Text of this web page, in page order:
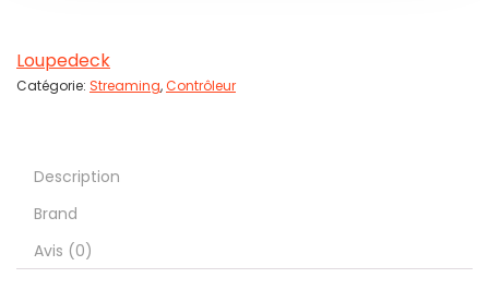
Loupedeck
Catégorie: Streaming,Contrôleur
Description
Brand
Avis (0)